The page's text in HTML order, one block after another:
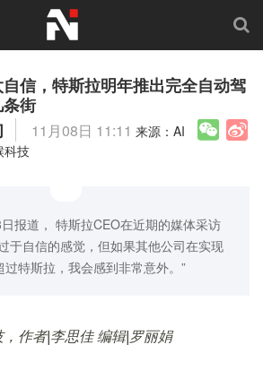
信，特斯拉明年推出完全自动驾
街
11月08日 11:11 来源：AI
科技
报道， 特斯拉CEO在近期的媒体采访
于自信的感觉，但如果其他公司在实现
特斯拉，我会感到非常意外。”
作者|李思佳 编辑|罗丽娟